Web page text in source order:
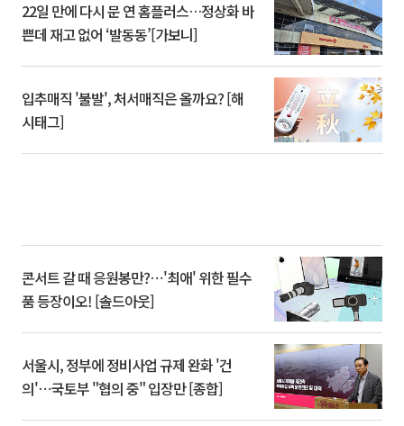
22일 만에 다시 문 연 홈플러스…정상화 바
쁜데 재고 없어 ‘발동동’[가보니]
입추매직 '불발', 처서매직은 올까요? [해
시태그]
콘서트 갈 때 응원봉만?⋯'최애' 위한 필수
품 등장이오! [솔드아웃]
서울시, 정부에 정비사업 규제 완화 '건
의'⋯국토부 "협의 중" 입장만 [종합]